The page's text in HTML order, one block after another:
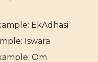
EkAdhasi
Iswara
Om